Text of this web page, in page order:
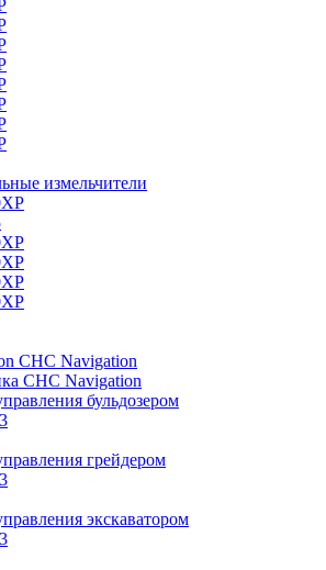
измельчители
CHC Navigation
CHC Navigation
бульдозером
грейдером
экскаватором